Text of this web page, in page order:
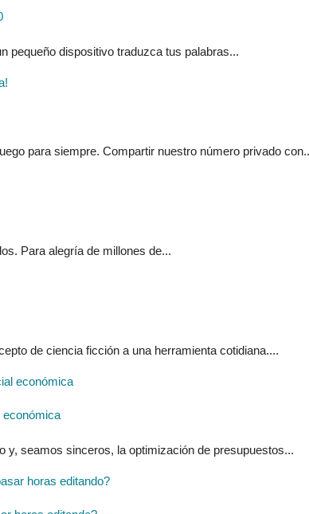
pequeño dispositivo traduzca tus palabras...
para siempre. Compartir nuestro número privado
Para alegría de millones de...
de ciencia ficción a una herramienta cotidiana....
económica
y, seamos sinceros, la optimización de presupuestos...